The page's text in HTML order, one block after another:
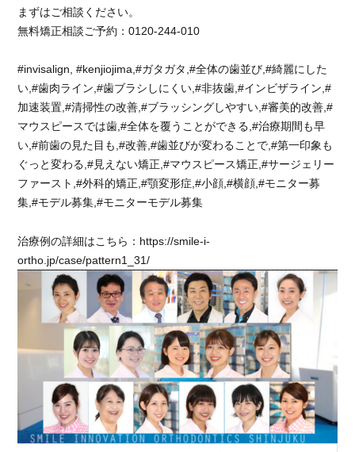
まずはご相談ください。
無料矯正相談ご予約：0120-244-010
#invisalign, #kenjiojima,#ガタガタ,#全体の歯並び,#綺麗にした
い,#歯肉ライン,#歯ブラシしにくい,#非抜歯,#インビザライン,#
加速装置,#清掃性の改善,#ブラッシングしやすい,#審美的改善,#
マウスピースでは歯,#全体を覆うことができる,#治療期間も早
い,#前歯の見た目も,#改善,#歯並びが変わることで,#第一印象も
ぐっと変わる,#見えない矯正,#マウスピース矯正,#サージェリー
ファースト,#外科的矯正,#顎変形症,#小顔,#横顔,#モニター募
集,#モデル募集,#モニターモデル募集
治療例の詳細はこちら：https://smile-i-
ortho.jp/case/pattern1_31/